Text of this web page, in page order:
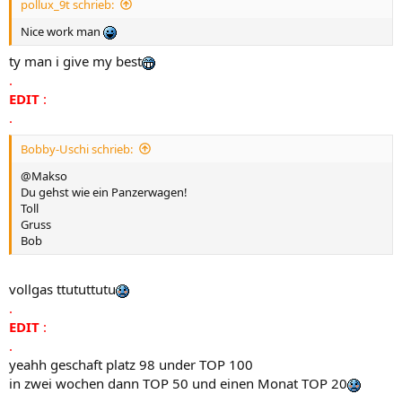
pollux_9t schrieb:
Nice work man
ty man i give my best
.
EDIT :
.
Bobby-Uschi schrieb:
@Makso
Du gehst wie ein Panzerwagen!
Toll
Gruss
Bob
vollgas ttututtutu
.
EDIT :
.
yeahh geschaft platz 98 under TOP 100
in zwei wochen dann TOP 50 und einen Monat TOP 20